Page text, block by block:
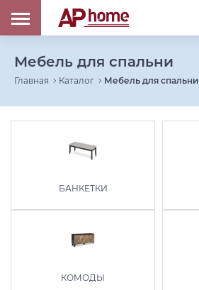
Мебель для спальни
Главная Каталог Мебель для спальни
БАНКЕТКИ
КОМОДЫ